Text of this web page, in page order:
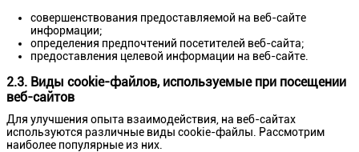
совершенствования предоставляемой на веб-сайте
информации;
определения предпочтений посетителей веб-сайта;
предоставления целевой информации на веб-сайте.
2.3. Виды cookie-файлов, используемые при посещении
веб-сайтов
Для улучшения опыта взаимодействия, на веб-сайтах
используются различные виды cookie-файлы. Рассмотрим
наиболее популярные из них.